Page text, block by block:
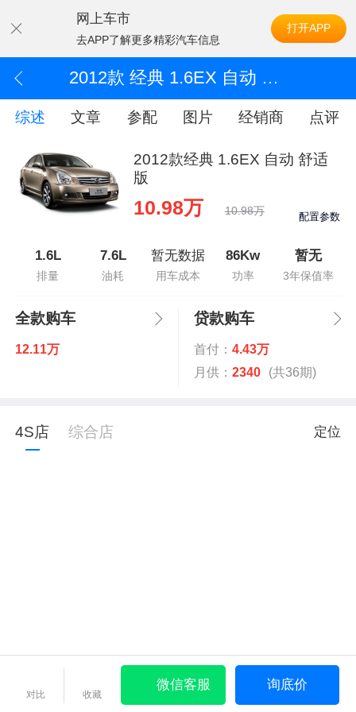
网上车市
去APP了解更多精彩汽车信息
打开APP
2012款 经典 1.6EX 自动 舒适版
综述 文章 参配 图片 经销商 点评
2012款经典 1.6EX 自动 舒适
版
10.98万 10.98万 配置参数
1.6L
排量
7.6L
油耗
暂无数据
用车成本
86Kw
功率
暂无
3年保值率
全款购车
12.11万
贷款购车
首付： 4.43万
月供： 2340 (共36期)
4S店 综合店 定位
对比 收藏
微信客服 询底价